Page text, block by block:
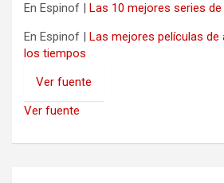
En Espinof | Las 10 mejores series
En Espinof | Las mejores películas
los tiempos
Ver fuente
Ver fuente